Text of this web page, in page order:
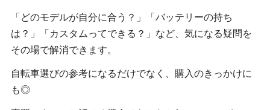
「どのモデルが自分に合う？」「バッテリーの持ち
は？」「カスタムってできる？」など、気になる疑問を
その場で解消できます。
自転車選びの参考になるだけでなく、購入のきっかけに
も◎